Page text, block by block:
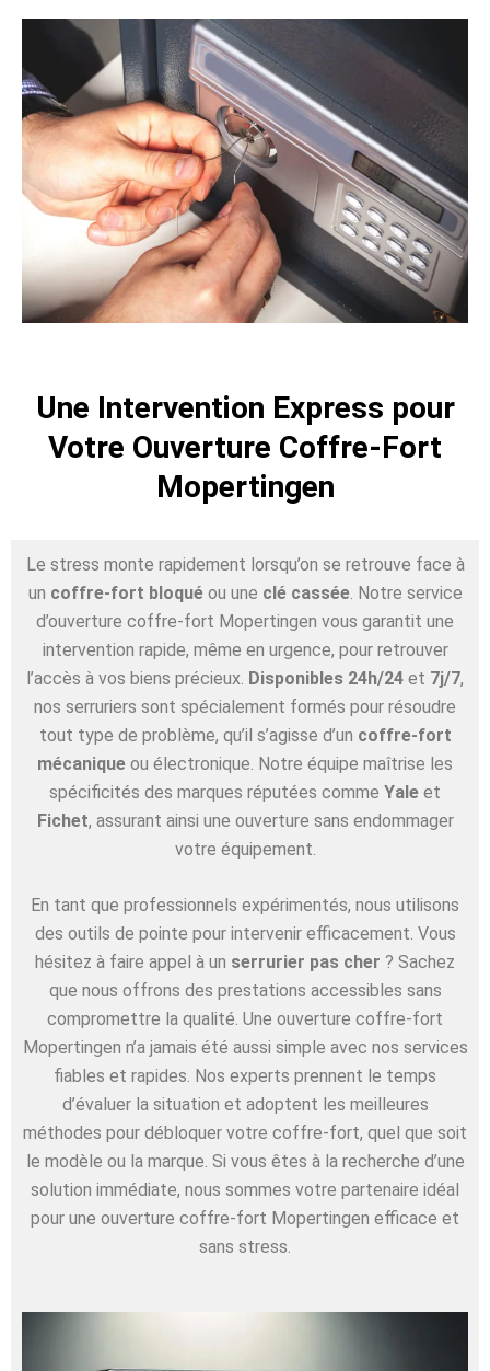
Une Intervention Express pour
Votre Ouverture Coffre-Fort
Mopertingen
Le stress monte rapidement lorsqu’on se retrouve face à
un coffre-fort bloquéou une clé cassée. Notre service
d’ouverture coffre-fort Mopertingen vous garantit une
intervention rapide, même en urgence, pour retrouver
l’accès à vos biens précieux. Disponibles 24h/24 et 7j/7,
nos serruriers sont spécialement formés pour résoudre
tout type de problème, qu’il s’agisse d’un coffre-fort
mécanique ou électronique. Notre équipe maîtrise les
spécificités des marques réputées comme Yale et
Fichet, assurant ainsi une ouverture sans endommager
votre équipement.
En tant que professionnels expérimentés, nous utilisons
des outils de pointe pour intervenir efficacement. Vous
hésitez à faire appel à un serrurier pas cher ? Sachez
que nous offrons des prestations accessibles sans
compromettre la qualité. Une ouverture coffre-fort
Mopertingen n’a jamais été aussi simple avec nos services
fiables et rapides. Nos experts prennent le temps
d’évaluer la situation et adoptent les meilleures
méthodes pour débloquer votre coffre-fort, quel que soit
le modèle ou la marque. Si vous êtes à la recherche d’une
solution immédiate, nous sommes votre partenaire idéal
pour une ouverture coffre-fort Mopertingen efficace et
sans stress.